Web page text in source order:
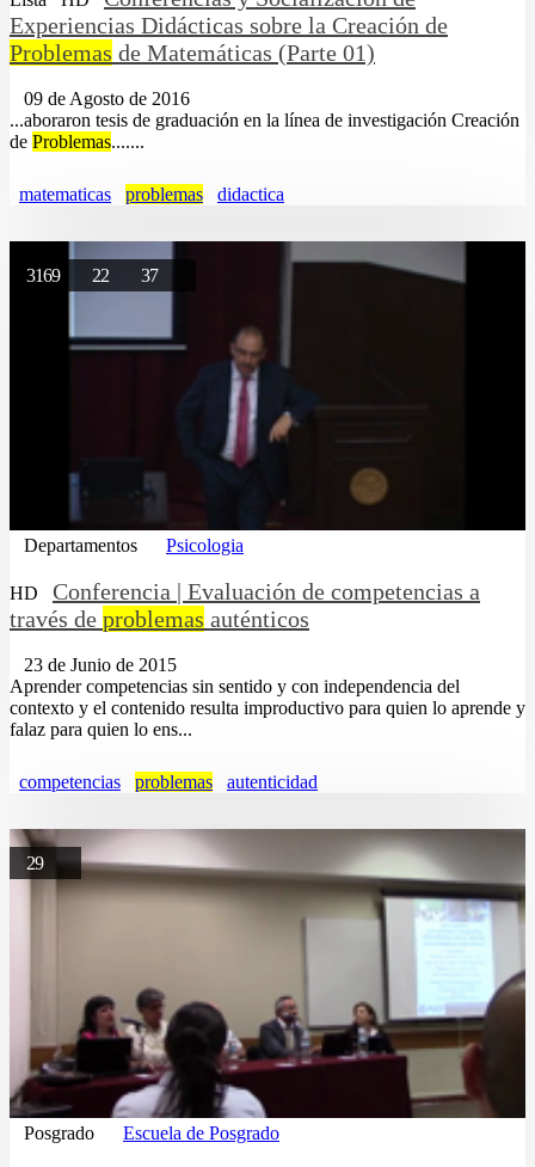
Experiencias Didácticas sobre la Creación de
Problemas de Matemáticas (Parte 01)
09 de Agosto de 2016
...aboraron tesis de graduación en la línea de investigación Creación
de Problemas.......
matematicas problemas didactica
3169 22 37
Departamentos Psicologia
HD
Conferencia | Evaluación de competencias a
través de problemas auténticos
23 de Junio de 2015
Aprender competencias sin sentido y con independencia del
contexto y el contenido resulta improductivo para quien lo aprende y
falaz para quien lo ens...
competencias problemas autenticidad
29
Posgrado Escuela de Posgrado